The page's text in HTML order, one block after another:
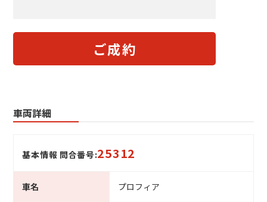
ご成約
車両詳細
基本情報 問合番号:25312
車名 プロフィア